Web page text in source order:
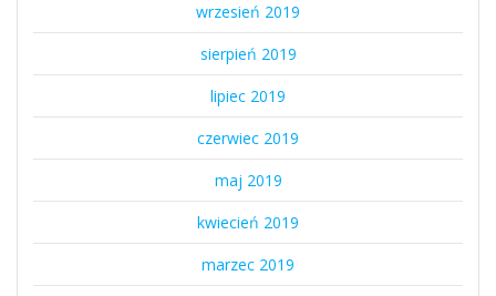
wrzesień 2019
sierpień 2019
lipiec 2019
czerwiec 2019
maj 2019
kwiecień 2019
marzec 2019